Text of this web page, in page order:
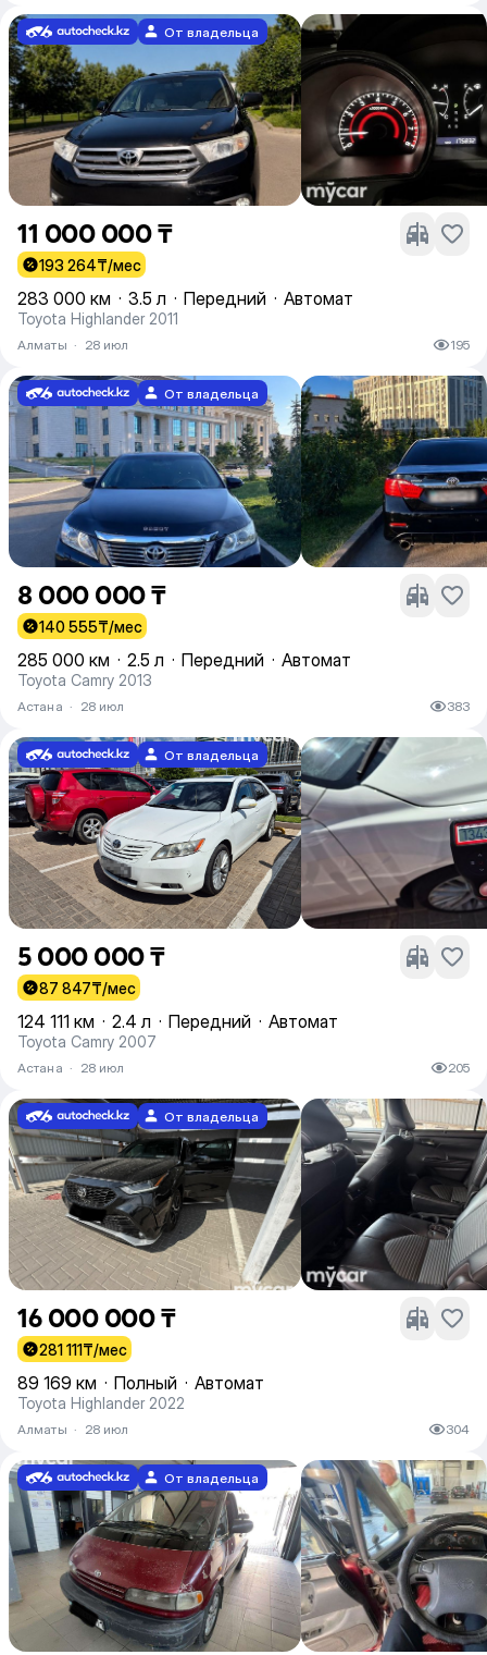
От владельца
11 000 000 ₸
193 264₸/мес
283 000 км · 3.5 л · Передний · Автомат
Toyota Highlander 2011
Алматы · 28 июл 195
От владельца
8 000 000 ₸
140 555₸/мес
285 000 км · 2.5 л · Передний · Автомат
Toyota Camry 2013
Астана · 28 июл 383
От владельца
5 000 000 ₸
87 847₸/мес
124 111 км · 2.4 л · Передний · Автомат
Toyota Camry 2007
Астана · 28 июл 205
От владельца
16 000 000 ₸
281 111₸/мес
89 169 км · Полный · Автомат
Toyota Highlander 2022
Алматы · 28 июл 304
От владельца